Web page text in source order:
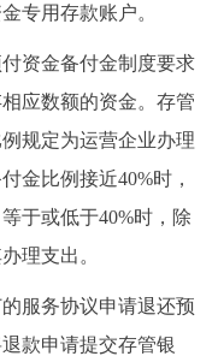
专用存款账户。
资金备付金制度要求
应数额的资金。存管
规定为运营企业办理
金比例接近40%时，
于或低于40%时，除
理支出。
服务协议申请退还预
款申请提交存管银